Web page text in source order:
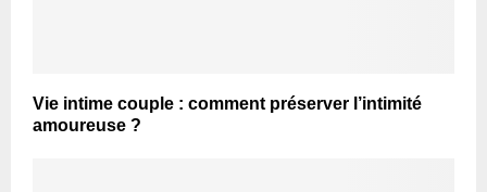
Vie intime couple : comment préserver l’intimité
amoureuse ?